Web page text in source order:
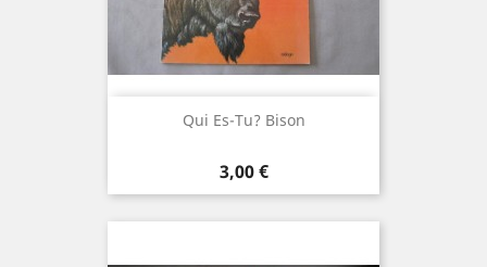
Qui Es-Tu? Bison
Prix
3,00 €